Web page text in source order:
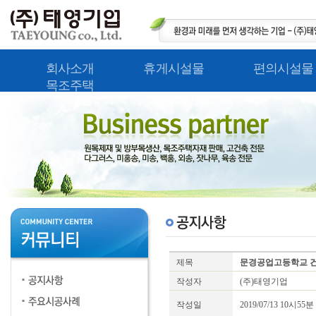
회사소개 휴게시설물
편의시설물
목조주택
제목
문경공업고등학교
작성자
(주)태영기업
작성일 2019/07/13 10시55분